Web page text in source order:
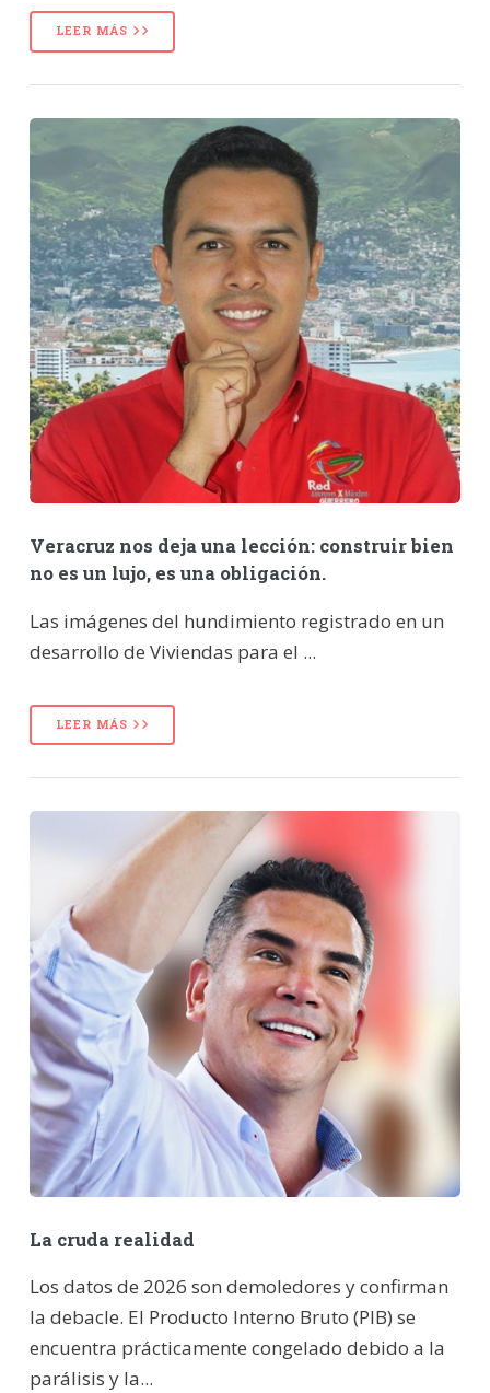
LEER MÁS
Veracruz nos deja una lección: construir bien
no es un lujo, es una obligación.
Las imágenes del hundimiento registrado en un
desarrollo de Viviendas para el ...
LEER MÁS
La cruda realidad
Los datos de 2026 son demoledores y confirman
la debacle. El Producto Interno Bruto (PIB) se
encuentra prácticamente congelado debido a la
parálisis y la...